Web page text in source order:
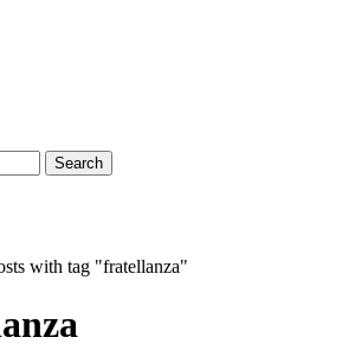
Search
with tag "fratellanza"